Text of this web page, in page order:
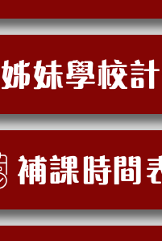
姊妹學校計
補課時間